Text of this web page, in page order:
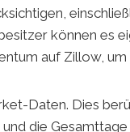
können es
auf Zillow,
Daten. Dies
die